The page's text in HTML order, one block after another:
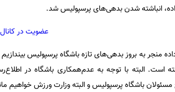
انباشته شدن بدهی‌های پرسپولیس شد.
عضویت در کانال
منجر به بروز بدهی‌های تازه باشگاه پرسپولیس
است. البته با توجه به عدم‌همکاری باشگاه در
باشگاه پرسپولیس و البته وزارت ورزش خواهیم